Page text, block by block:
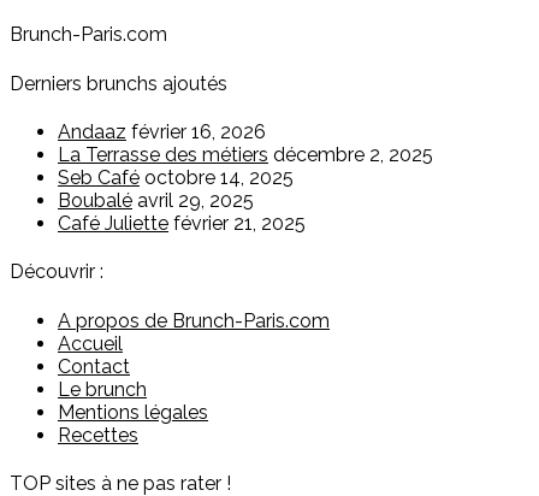
Brunch-Paris.com
Derniers brunchs ajoutés
Andaaz février 16, 2026
La Terrasse des métiers décembre 2, 2025
Seb Café octobre 14, 2025
Boubalé avril 29, 2025
Café Juliette février 21, 2025
Découvrir :
A propos de Brunch-Paris.com
Accueil
Contact
Le brunch
Mentions légales
Recettes
TOP sites à ne pas rater !